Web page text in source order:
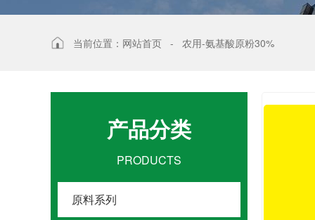
当前位置： 网站首页 - 农用-氨基酸原粉30%
产品分类
PRODUCTS
原料系列